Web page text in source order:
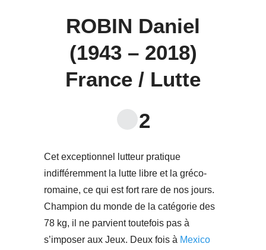
ROBIN Daniel
(1943 – 2018)
France / Lutte
2
Cet exceptionnel lutteur pratique
indifféremment la lutte libre et la gréco-
romaine, ce qui est fort rare de nos jours.
Champion du monde de la catégorie des
78 kg, il ne parvient toutefois pas à
s’imposer aux Jeux. Deux fois à Mexico